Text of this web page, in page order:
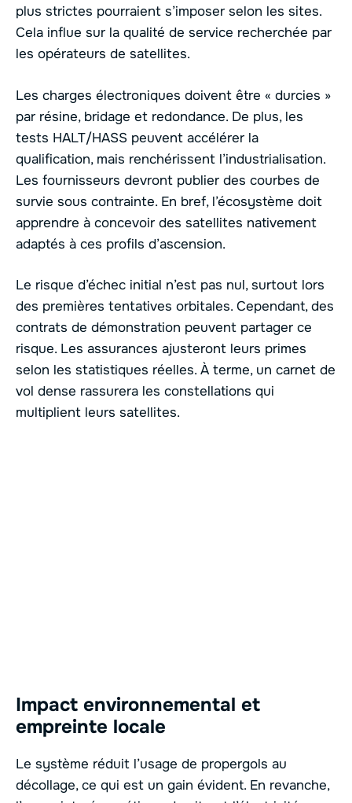
plus strictes pourraient s’imposer selon les sites.
Cela influe sur la qualité de service recherchée par
les opérateurs de satellites.
Les charges électroniques doivent être « durcies »
par résine, bridage et redondance. De plus, les
tests HALT/HASS peuvent accélérer la
qualification, mais renchérissent l’industrialisation.
Les fournisseurs devront publier des courbes de
survie sous contrainte. En bref, l’écosystème doit
apprendre à concevoir des satellites nativement
adaptés à ces profils d’ascension.
Le risque d’échec initial n’est pas nul, surtout lors
des premières tentatives orbitales. Cependant, des
contrats de démonstration peuvent partager ce
risque. Les assurances ajusteront leurs primes
selon les statistiques réelles. À terme, un carnet de
vol dense rassurera les constellations qui
multiplient leurs satellites.
Impact environnemental et
empreinte locale
Le système réduit l’usage de propergols au
décollage, ce qui est un gain évident. En revanche,